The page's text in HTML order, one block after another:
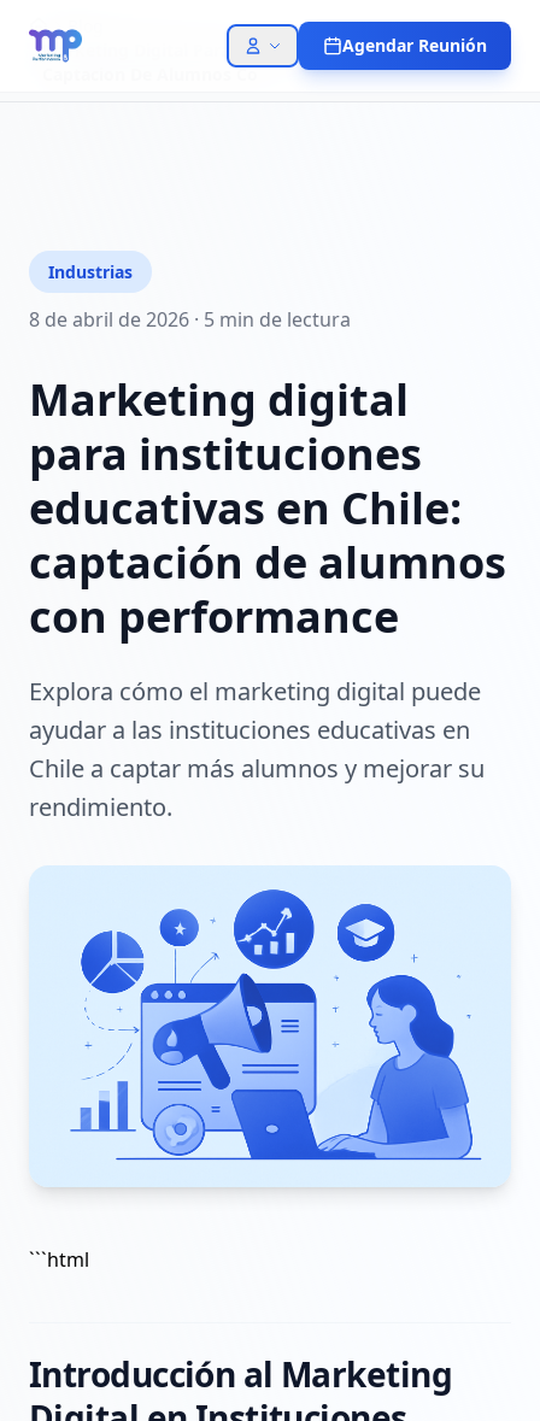
Blog
Marketing Digital Para Instituciones Educativas En Chile
Captacion De Alumnos Co
Agendar Reunión
Industrias
8 de abril de 2026 · 5 min de lectura
Marketing digital
para instituciones
educativas en Chile:
captación de alumnos
con performance
Explora cómo el marketing digital puede
ayudar a las instituciones educativas en
Chile a captar más alumnos y mejorar su
rendimiento.
```html
Introducción al Marketing